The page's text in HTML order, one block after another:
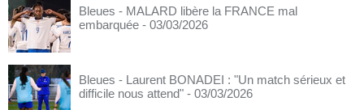
Bleues - MALARD libère la FRANCE mal
embarquée - 03/03/2026
Bleues - Laurent BONADEI : "Un match sérieux et
difficile nous attend" - 03/03/2026